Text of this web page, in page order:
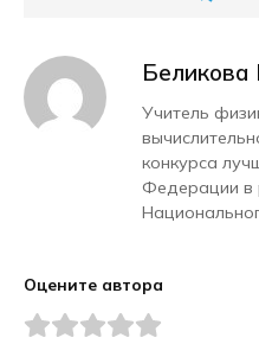
Беликова
Учитель
конкурса
Федерации в
Оцените автора